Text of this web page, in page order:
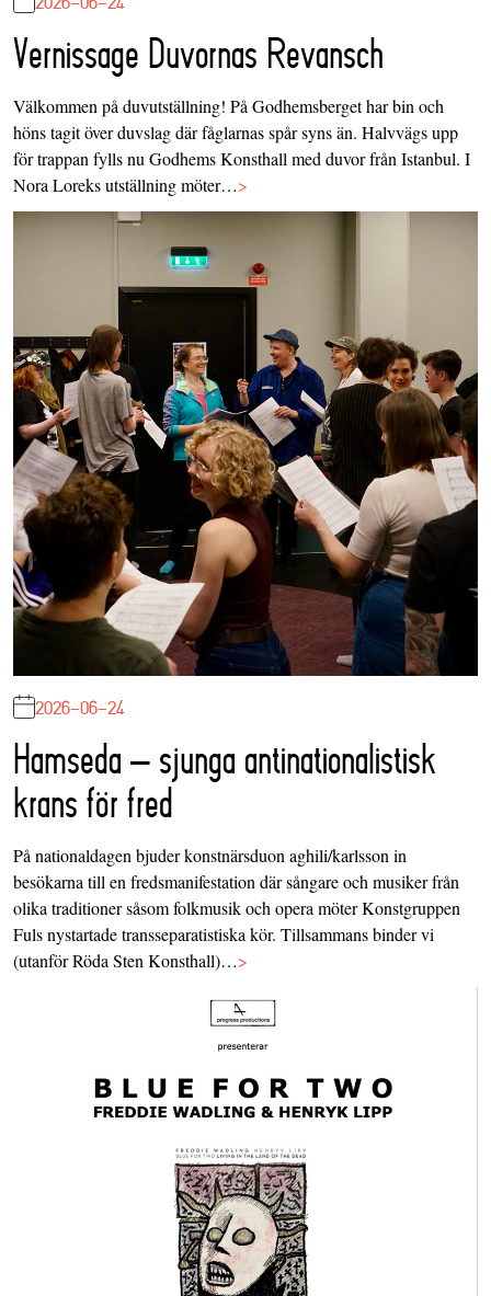
Vernissage Duvornas Revansch
Välkommen på duvutställning! På Godhemsberget har bin och
höns tagit över duvslag där fåglarnas spår syns än. Halvvägs upp
för trappan fylls nu Godhems Konsthall med duvor från Istanbul. I
Nora Loreks utställning möter…>
2026-06-24
Hamseda – sjunga antinationalistisk
krans för fred
På nationaldagen bjuder konstnärsduon aghili/karlsson in
besökarna till en fredsmanifestation där sångare och musiker från
olika traditioner såsom folkmusik och opera möter Konstgruppen
Fuls nystartade transseparatistiska kör. Tillsammans binder vi
(utanför Röda Sten Konsthall)…>